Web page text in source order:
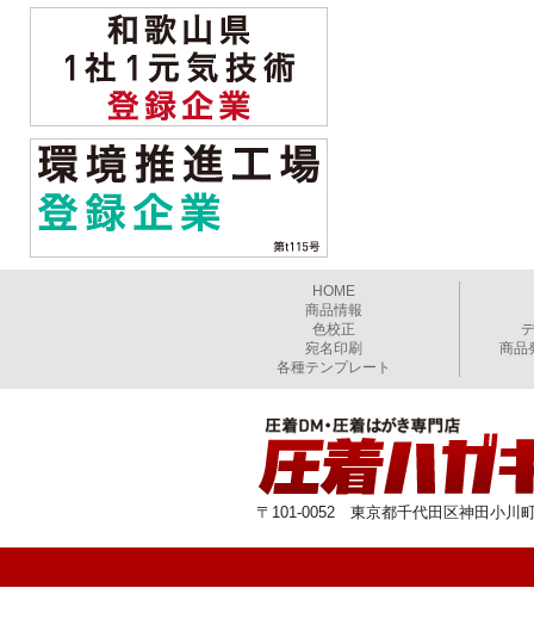
HOME
商品情報
色校正
宛名印刷
各種テンプレート
商品
〒101-0052 東京都千代田区神田小川